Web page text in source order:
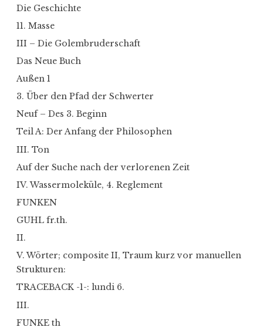
Die Geschichte
11. Masse
III – Die Golembruderschaft
Das Neue Buch
Außen 1
3. Über den Pfad der Schwerter
Neuf – Des 3. Beginn
Teil A: Der Anfang der Philosophen
III. Ton
Auf der Suche nach der verlorenen Zeit
IV. Wassermoleküle, 4. Reglement
FUNKEN
GUHL fr.th.
II.
V. Wörter; composite II, Traum kurz vor manuellen
Strukturen:
TRACEBACK -1-: lundi 6.
III.
FUNKE th